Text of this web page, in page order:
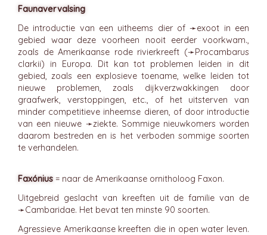
Faunavervalsing
De introductie van een uitheems dier of ➛exoot in een
gebied waar deze voorheen nooit eerder voorkwam.,
zoals de Amerikaanse rode rivierkreeft (➛Procambarus
clarkii) in Europa. Dit kan tot problemen leiden in dit
gebied, zoals een explosieve toename, welke leiden tot
nieuwe problemen, zoals dijkverzwakkingen door
graafwerk, verstoppingen, etc., of het uitsterven van
minder competitieve inheemse dieren, of door introductie
van een nieuwe ➛ziekte. Sommige nieuwkomers worden
daarom bestreden en is het verboden sommige soorten
te verhandelen.
Faxónius = naar de Amerikaanse ornitholoog Faxon.
Uitgebreid geslacht van kreeften uit de familie van de
➛Cambaridae. Het bevat ten minste 90 soorten.
Agressieve Amerikaanse kreeften die in open water leven.